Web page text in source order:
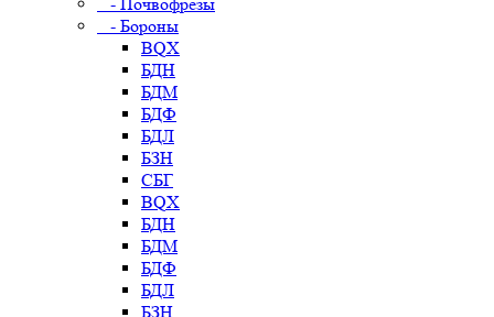
- Бороны
BQX
БДН
БДМ
БДФ
БДЛ
БЗН
СБГ
BQX
БДН
БДМ
БДФ
БДЛ
БЗН